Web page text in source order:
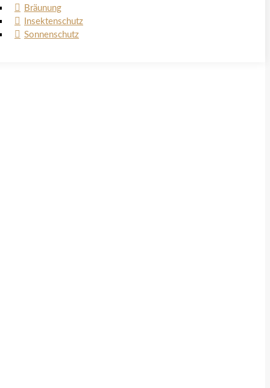
Bräunung
Insektenschutz
Sonnenschutz